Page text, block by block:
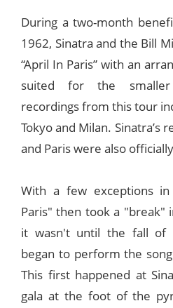
During a two-month
1962, Sinatra and the Bill
“April In Paris” with an
suited for the smaller
recordings from this tour
Tokyo and Milan. Sinatra’s
and Paris were also
With a few exceptions
Paris" then took a "break"
it wasn't until the fall of
began to perform the
This first happened at
gala at the foot of the